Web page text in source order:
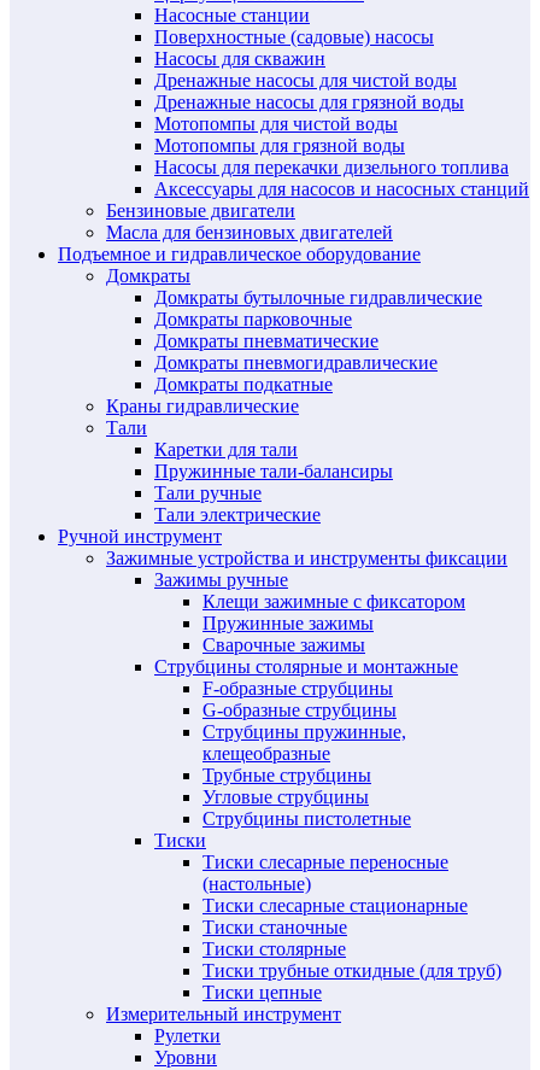
Насосные станции
Поверхностные (садовые) насосы
Насосы для скважин
Дренажные насосы для чистой воды
Дренажные насосы для грязной воды
Мотопомпы для чистой воды
Мотопомпы для грязной воды
Насосы для перекачки дизельного топлива
Аксессуары для насосов и насосных станций
Бензиновые двигатели
Масла для бензиновых двигателей
Подъемное и гидравлическое оборудование
Домкраты
Домкраты бутылочные гидравлические
Домкраты парковочные
Домкраты пневматические
Домкраты пневмогидравлические
Домкраты подкатные
Краны гидравлические
Тали
Каретки для тали
Пружинные тали-балансиры
Тали ручные
Тали электрические
Ручной инструмент
Зажимные устройства и инструменты фиксации
Зажимы ручные
Клещи зажимные с фиксатором
Пружинные зажимы
Сварочные зажимы
Струбцины столярные и монтажные
F-образные струбцины
G-образные струбцины
Струбцины пружинные,
клещеобразные
Трубные струбцины
Угловые струбцины
Струбцины пистолетные
Тиски
Тиски слесарные переносные
(настольные)
Тиски слесарные стационарные
Тиски станочные
Тиски столярные
Тиски трубные откидные (для труб)
Тиски цепные
Измерительный инструмент
Рулетки
Уровни